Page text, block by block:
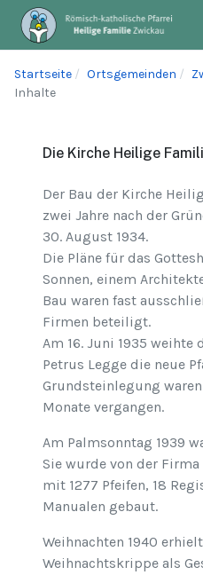
Startseite Ortsgemeinden
Inhalte
Die Kirche Heilige
Der Bau der Kirche
zwei Jahre nach der
30. August 1934.
Die Pläne für das
Sonnen, einem
Bau waren fast
Firmen beteiligt.
Am 16. Juni 1935 weihte
Petrus Legge die neue
Grundsteinlegung
Monate vergangen.
Am Palmsonntag 1939
Sie wurde von der
mit 1277 Pfeifen, 18
Manualen gebaut.
Weihnachten 1940
Weihnachtskrippe als